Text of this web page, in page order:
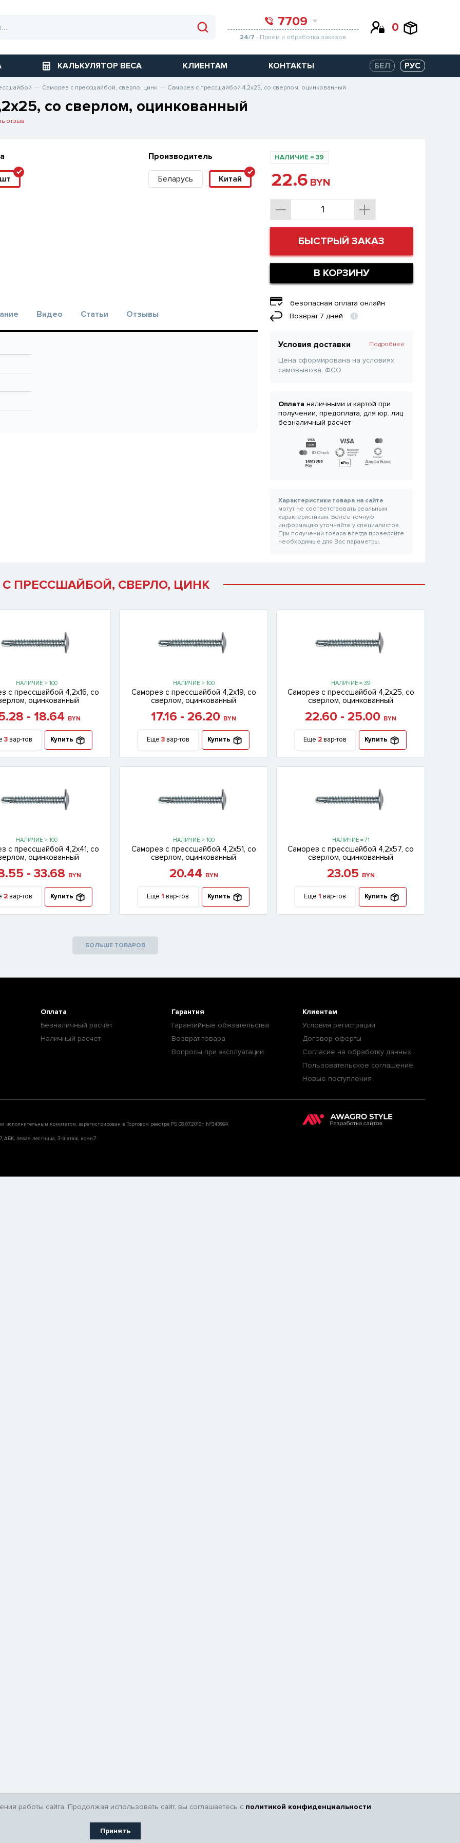
работы сайта. Продолжая использовать сайт, вы соглашаетесь с политикой конфиденциальности.
Принять
7709
24/7 - Прием и обработка заказов
0
КАЛЬКУЛЯТОР ВЕСА КЛИЕНТАМ КОНТАКТЫ БЕЛ РУС
Саморез с прессшайбой, сверло, цинк Саморез с прессшайбой 4,2х25, со сверлом, оцинкованный
со сверлом, оцинкованный
отзыв
Производитель
Беларусь Китай
Видео Статьи Отзывы
НАЛИЧИЕ = 39
22.6 BYN
БЫСТРЫЙ ЗАКАЗ
В КОРЗИНУ
безопасная оплата онлайн
Возврат 7 дней
Условия доставки Подробнее
Цена сформирована на условиях
самовывоза, ФСО
Оплата наличными и картой при
получении, предоплата, для юр. лиц
безналичный расчет
Характеристики товара на сайте
могут не соответствовать реальным
характеристикам. Более точную
информацию уточняйте у специалистов.
При получении товара всегда проверяйте
необходимые для Вас параметры.
ПРЕССШАЙБОЙ, СВЕРЛО, ЦИНК
НАЛИЧИЕ > 100
с прессшайбой 4,2х16, со
оцинкованный
- 18.64 BYN
3 вар-тов Купить
НАЛИЧИЕ > 100
Саморез с прессшайбой 4,2х19, со
сверлом, оцинкованный
17.16 - 26.20 BYN
Еще 3 вар-тов Купить
НАЛИЧИЕ = 39
Саморез с прессшайбой 4,2х25, со
сверлом, оцинкованный
22.60 - 25.00 BYN
Еще 2вар-тов Купить
НАЛИЧИЕ > 100
с прессшайбой 4,2х41, со
оцинкованный
- 33.68 BYN
2вар-тов Купить
НАЛИЧИЕ > 100
Саморез с прессшайбой 4,2х51, со
сверлом, оцинкованный
20.44 BYN
Еще 1 вар-тов Купить
НАЛИЧИЕ = 71
Саморез с прессшайбой 4,2х57, со
сверлом, оцинкованный
23.05 BYN
Еще 1 вар-тов Купить
БОЛЬШЕ ТОВАРОВ
Оплата
Безналичный расчёт
Наличный расчет
Гарантия
Гарантийные обязательства
Возврат товара
Вопросы при эксплуатации
Клиентам
Условия регистрации
Договор оферты
Согласие на обработку данных
Пользовательское соглашение
Новые поступления
исполнительным комитетом, зарегистрирован в Торговом реестре РБ 08.07.2016г. №343994
АБК, левая лестница, 3-й этаж, комн.7